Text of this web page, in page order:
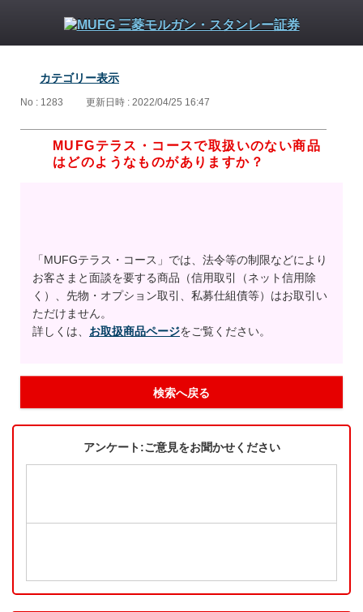
カテゴリー表示
No : 1283 更新日時 : 2022/04/25 16:47
MUFGテラス・コースで取扱いのない商品
はどのようなものがありますか？
「MUFGテラス・コース」では、法令等の制限などにより
お客さまと面談を要する商品（信用取引（ネット信用除
く）、先物・オプション取引、私募仕組債等）はお取引い
ただけません。
詳しくは、 お取扱商品ページをご覧ください。
検索へ戻る
アンケート:ご意見をお聞かせください